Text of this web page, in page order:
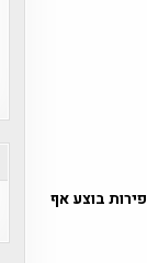
בוצע אף